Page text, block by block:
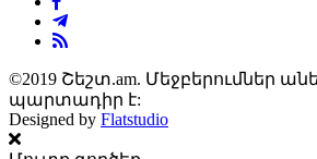
©2019 Շեշտ.am. Մեջբերումներ
պարտադիր է:
Designed by Flatstudio